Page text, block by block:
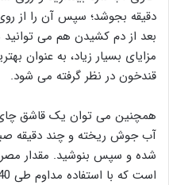
دقیقه بجوشد؛ سپس آن را از
بعد از دم کشیدن هم می
مزایای بسیار زیاد، به عنوان
قندخون در نظر گرفته می شود.
همچنین می توان یک قاشق چای
آب جوش ریخته و چند دقیقه